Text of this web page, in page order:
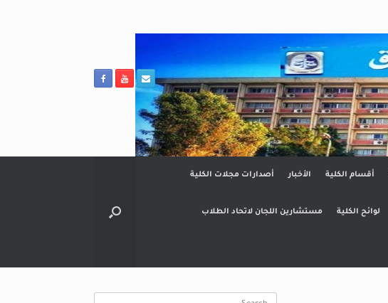
أقسام الكلية الأخبار أصدارات مجلات الكلية
لوائح الكلية مستشارين اللجان لاتحاد الطلاب
Search